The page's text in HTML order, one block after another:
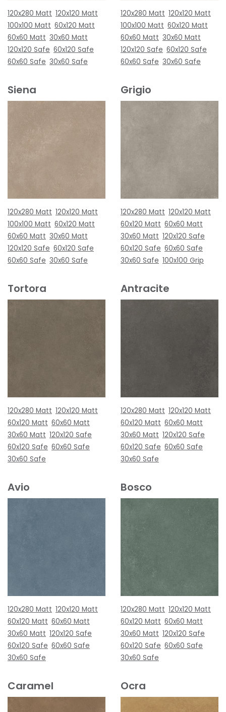
120x280 Matt 120x120 Matt
100x100 Matt 60x120 Matt
60x60 Matt 30x60 Matt
120x120 Safe 60x120 Safe
60x60 Safe 30x60 Safe
120x280 Matt 120x120 Matt
100x100 Matt 60x120 Matt
60x60 Matt 30x60 Matt
120x120 Safe 60x120 Safe
60x60 Safe 30x60 Safe
Siena
120x280 Matt 120x120 Matt
100x100 Matt 60x120 Matt
60x60 Matt 30x60 Matt
120x120 Safe 60x120 Safe
60x60 Safe 30x60 Safe
Grigio
120x280 Matt 120x120 Matt
60x120 Matt 60x60 Matt
30x60 Matt 120x120 Safe
60x120 Safe 60x60 Safe
30x60 Safe 100x100 Grip
Tortora
120x280 Matt 120x120 Matt
60x120 Matt 60x60 Matt
30x60 Matt 120x120 Safe
60x120 Safe 60x60 Safe
30x60 Safe
Antracite
120x280 Matt 120x120 Matt
60x120 Matt 60x60 Matt
30x60 Matt 120x120 Safe
60x120 Safe 60x60 Safe
30x60 Safe
Avio
120x280 Matt 120x120 Matt
60x120 Matt 60x60 Matt
30x60 Matt 120x120 Safe
60x120 Safe 60x60 Safe
30x60 Safe
Bosco
120x280 Matt 120x120 Matt
60x120 Matt 60x60 Matt
30x60 Matt 120x120 Safe
60x120 Safe 60x60 Safe
30x60 Safe
Caramel Ocra